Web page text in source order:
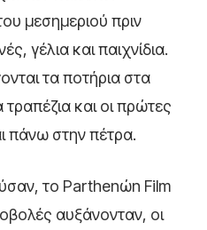
μεσημεριού πριν
γέλια και παιχνίδια.
τα ποτήρια στα
και οι πρώτες
πάνω στην πέτρα.
το Parthenώn Film
αυξάνονταν, οι